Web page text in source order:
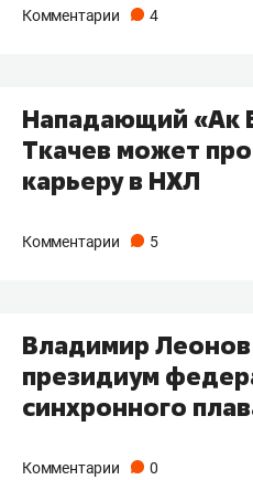
Комментарии 4
Нападающий «Ак
Ткачев может
карьеру в НХЛ
Комментарии 5
Владимир
президиум
синхронного
Комментарии 0